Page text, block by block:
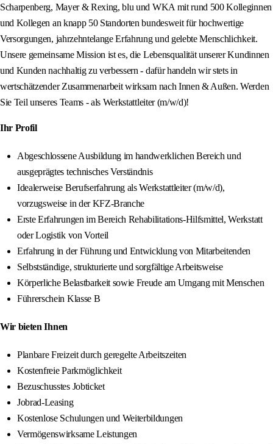
Scharpenberg, Mayer & Rexing, blu und WKA mit rund 500 Kolleginnen
und Kollegen an knapp 50 Standorten bundesweit für hochwertige
Versorgungen, jahrzehntelange Erfahrung und gelebte Menschlichkeit.
Unsere gemeinsame Mission ist es, die Lebensqualität unserer Kundinnen
und Kunden nachhaltig zu verbessern - dafür handeln wir stets in
wertschätzender Zusammenarbeit wirksam nach Innen & Außen. Werden
Sie Teil unseres Teams - als Werkstattleiter (m/w/d)!
Ihr Profil
Abgeschlossene Ausbildung im handwerklichen Bereich und
ausgeprägtes technisches Verständnis
Idealerweise Berufserfahrung als Werkstattleiter (m/w/d),
vorzugsweise in der KFZ-Branche
Erste Erfahrungen im Bereich Rehabilitations-Hilfsmittel, Werkstatt
oder Logistik von Vorteil
Erfahrung in der Führung und Entwicklung von Mitarbeitenden
Selbstständige, strukturierte und sorgfältige Arbeitsweise
Körperliche Belastbarkeit sowie Freude am Umgang mit Menschen
Führerschein Klasse B
Wir bieten Ihnen
Planbare Freizeit durch geregelte Arbeitszeiten
Kostenfreie Parkmöglichkeit
Bezuschusstes Jobticket
Jobrad-Leasing
Kostenlose Schulungen und Weiterbildungen
Vermögenswirksame Leistungen